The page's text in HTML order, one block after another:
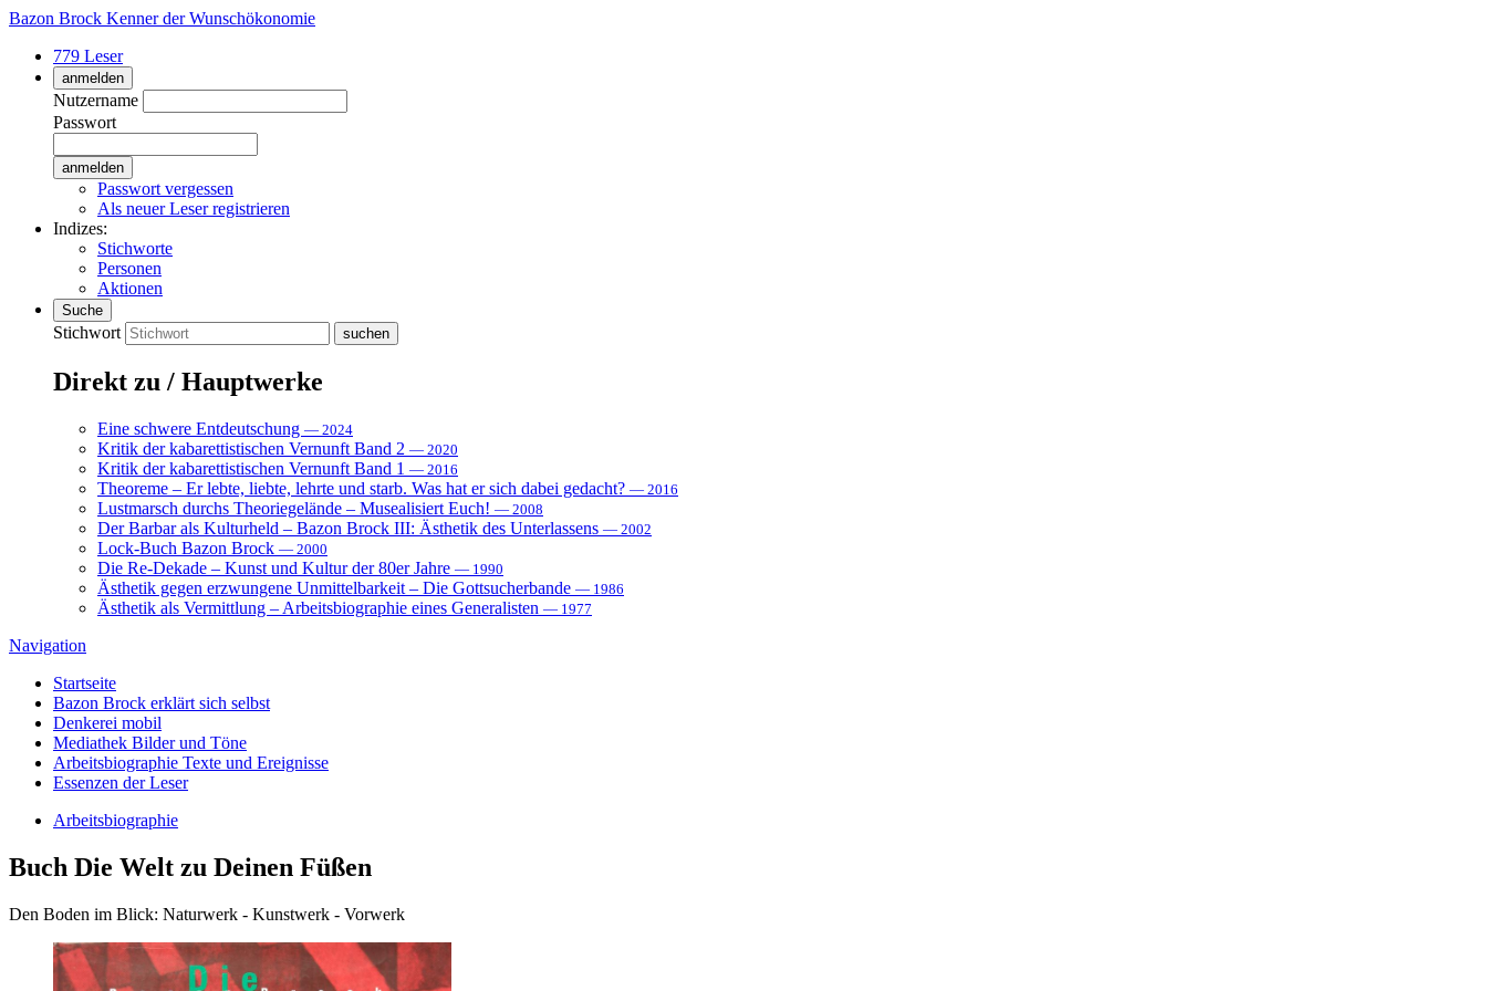
Bazon Brock Kenner der Wunschökonomie
779 Leser
anmelden
Nutzername
Passwort
Passwort vergessen
Als neuer Leser registrieren
Indizes:
Stichworte
Personen
Aktionen
Suche
Stichwort
Direkt zu / Hauptwerke
Eine schwere Entdeutschung — 2024
Kritik der kabarettistischen Vernunft Band 2 — 2020
Kritik der kabarettistischen Vernunft Band 1 — 2016
Theoreme – Er lebte, liebte, lehrte und starb. Was hat er sich dabei gedacht? — 2016
Lustmarsch durchs Theoriegelände – Musealisiert Euch! — 2008
Der Barbar als Kulturheld – Bazon Brock III: Ästhetik des Unterlassens — 2002
Lock-Buch Bazon Brock — 2000
Die Re-Dekade – Kunst und Kultur der 80er Jahre — 1990
Ästhetik gegen erzwungene Unmittelbarkeit – Die Gottsucherbande — 1986
Ästhetik als Vermittlung – Arbeitsbiographie eines Generalisten — 1977
Navigation
Startseite
Bazon Brock erklärt sich selbst
Denkerei mobil
Mediathek Bilder und Töne
Arbeitsbiographie Texte und Ereignisse
Essenzen der Leser
Arbeitsbiographie
Buch Die Welt zu Deinen Füßen
Den Boden im Blick: Naturwerk - Kunstwerk - Vorwerk